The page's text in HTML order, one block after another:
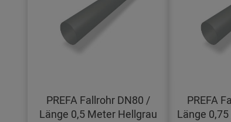
PREFA Fallrohr DN80 /
Länge 0,5 Meter Hellgrau
PREFA
Länge